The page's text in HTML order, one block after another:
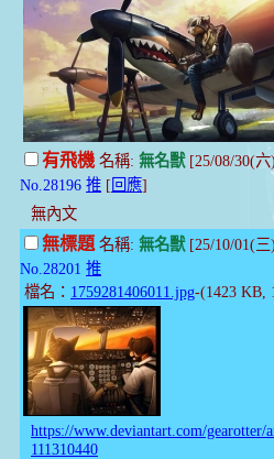
有飛機名稱: 無名獸[25/08/30(六
No.28196 推 [ 回應]
無內文
無標題名稱: 無名獸[25/10/01(
No.28201 推
檔名： 1759281406011.jpg-(1423 KB,
https://www.deviantart.com/gearotter/
111310440